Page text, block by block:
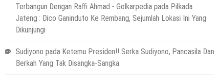
Terbangun Dengan Raffi Ahmad - Golkarpedia pada Pilkada
Jateng : Dico Ganinduto Ke Rembang, Sejumlah Lokasi Ini Yang
Dikunjungi
Sudiyono pada Ketemu Presiden!! Serka Sudiyono, Pancasila Dan
Berkah Yang Tak Disangka-Sangka